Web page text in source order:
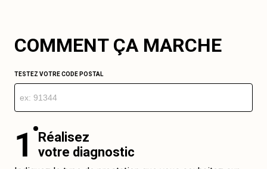
COMMENT ÇA MARCHE
TESTEZ VOTRE CODE POSTAL
1
Réalisez
votre diagnostic